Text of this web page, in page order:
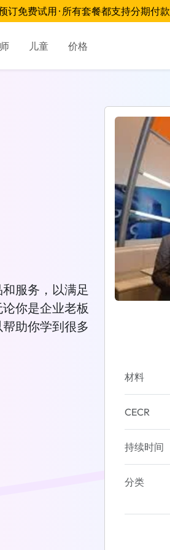
订免费试用 · 所有套餐都支持分期付款
儿童 价格
服务，以满足
你是企业老板
助你学到很多
材料
CECR
持续时间
分类